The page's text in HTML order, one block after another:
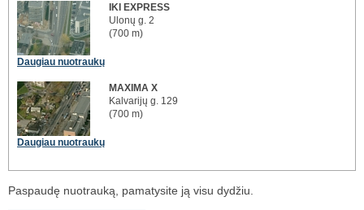
Daugiau nuotraukų
IKI EXPRESS
Ulonų g. 2
(700 m)
Daugiau nuotraukų
MAXIMA X
Kalvarijų g. 129
(700 m)
Paspaudę nuotrauką, pamatysite ją visu dydžiu.